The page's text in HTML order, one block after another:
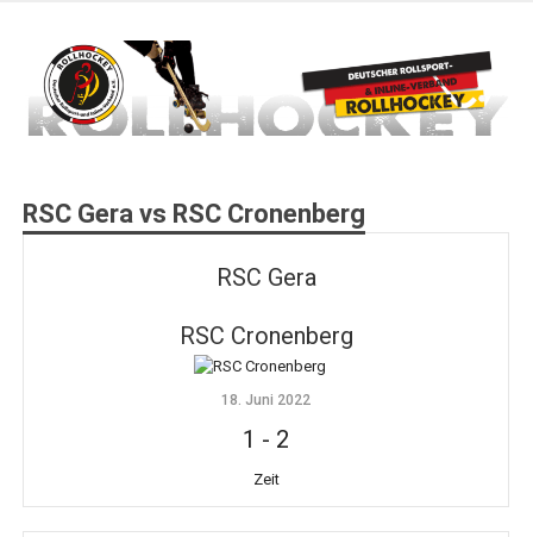
springen
RSC Gera vs RSC Cronenberg
RSC Gera
RSC Cronenberg
18. Juni 2022
1 - 2
Zeit